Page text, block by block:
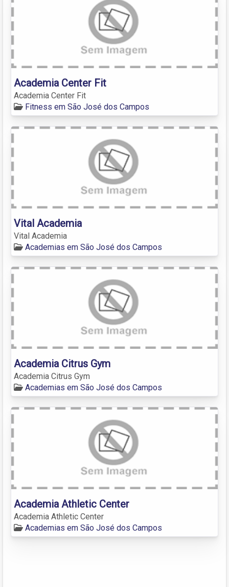
Academia Center Fit
Academia Center Fit
Fitness em São José dos Campos
Vital Academia
Vital Academia
Academias em São José dos Campos
Academia Citrus Gym
Academia Citrus Gym
Academias em São José dos Campos
Academia Athletic Center
Academia Athletic Center
Academias em São José dos Campos